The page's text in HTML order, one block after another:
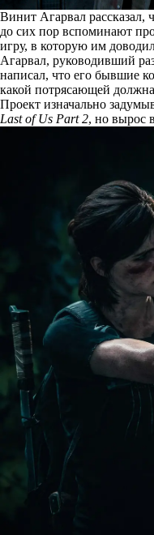
Винит Агарвал рассказал,
до сих пор вспоминают
игру, в которую им
Агарвал, руководивший
написал, что его бывшие
какой потрясающей
Проект изначально
Last of Us Part 2, но вырос